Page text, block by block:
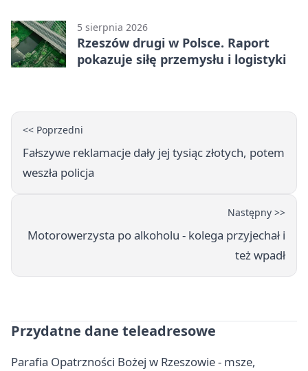
5 sierpnia 2026
Rzeszów drugi w Polsce. Raport
pokazuje siłę przemysłu i logistyki
<< Poprzedni
Fałszywe reklamacje dały jej tysiąc złotych, potem
weszła policja
Następny >>
Motorowerzysta po alkoholu - kolega przyjechał i
też wpadł
Przydatne dane teleadresowe
Parafia Opatrzności Bożej w Rzeszowie - msze,